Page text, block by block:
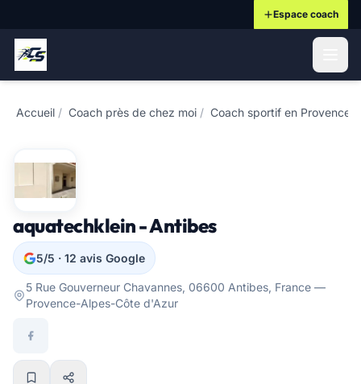
Espace coach
Accueil / Coach près de chez moi / Coach sportif en
aquatechklein - Antibes
5/5 · 12 avis Google
5 Rue Gouverneur Chavannes, 06600 Antibes, France —
Provence-Alpes-Côte d'Azur